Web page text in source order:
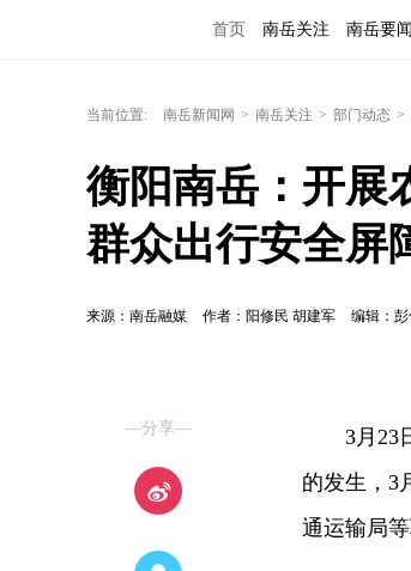
首页 南岳关注 南岳要闻
当前位置: 南岳新闻网 > 南岳关注 > 部门动态 >
衡阳南岳：开展
群众出行安全屏
来源：南岳融媒 作者：阳修民 胡建军 编辑：彭
—分享— 3月23
的发生，3
通运输局